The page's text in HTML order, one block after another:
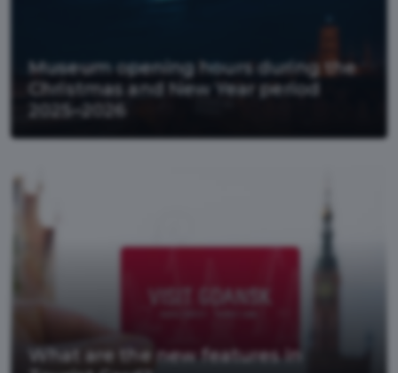
Museum opening hours during the
Christmas and New Year period
2025–2026
What are the new features in